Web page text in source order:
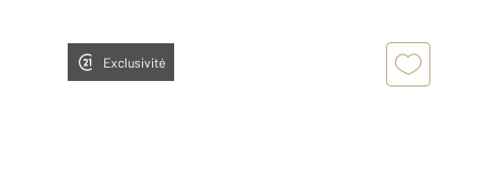
Exclusivité